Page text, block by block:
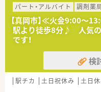
パート・アルバイト
調剤薬
【真岡市】≪火金9:00
駅より徒歩8分♪ 人気
です！
検
駅チカ 土日祝休み 土日